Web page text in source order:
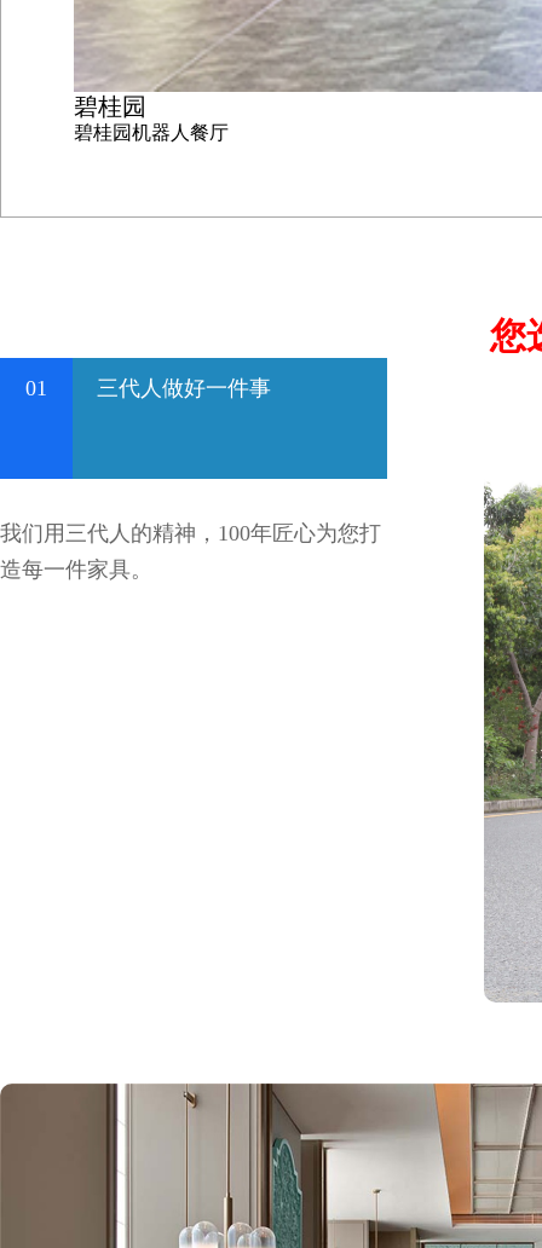
碧桂园
碧桂园机器人餐厅
您
01 三代人做好一件事
我们用三代人的精神，100年匠心为您打
造每一件家具。